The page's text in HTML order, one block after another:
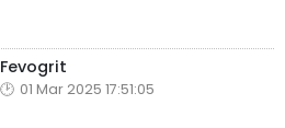
Fevogrit
01 Mar 2025 17:51:05